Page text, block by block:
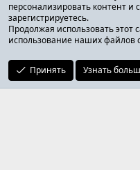
Facebook
X (Twitter)
Reddit
ОТЗЫВЫ ОНЛАЙН ФОРУМ
персонализировать контент и
зарегистрируетесь.
Продолжая использовать этот
использование наших файлов
Принять Узнать